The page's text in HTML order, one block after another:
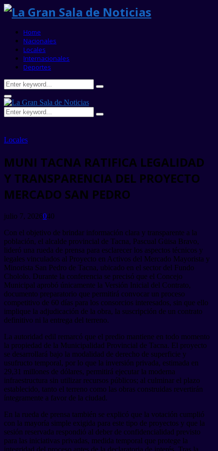
Home
Nacionales
Locales
Internacionales
Deportes
Search
for:
Search
Primary
Menu
Search
for:
Search
Locales
MUNI TACNA RATIFICA LEGALIDAD
Y TRANSPARENCIA DEL PROYECTO
MERCADO SAN PEDRO
julio 7, 2026040
Con el objetivo de brindar información clara y transparente a la
población, el alcalde provincial de Tacna, Pascual Güisa Bravo,
lideró una rueda de prensa para esclarecer los aspectos técnicos y
legales vinculados al Proyecto en Activos del Mercado Mayorista y
Minorista San Pedro de Tacna, ubicado en el sector del Fundo
Chololo. Durante la conferencia se precisó que el Concejo
Municipal aprobó únicamente la Versión Inicial del Contrato,
documento preparatorio que permitirá convocar un proceso
competitivo de 60 días para los consorcios interesados, sin que ello
implique la adjudicación de la obra, la suscripción de un contrato
definitivo ni la entrega del terreno.
La autoridad edil remarcó que el predio mantiene en todo momento
la propiedad de la Municipalidad Provincial de Tacna. El proyecto
se desarrollará bajo la modalidad de derecho de superficie y
usufructo temporal, por lo que la inversión privada, estimada en
29,31 millones de dólares, permitirá ejecutar la moderna
infraestructura sin utilizar recursos públicos; al culminar el plazo
establecido, tanto el terreno como las obras construidas revertirán
íntegramente a favor de la ciudad.
En la rueda de prensa también se explicó que la votación cumplió
con la mayoría simple exigida para este tipo de proyectos y que la
sesión reservada respondió al deber de confidencialidad previsto
para las iniciativas privadas, medida temporal que protege la
integridad del proceso antes de la declaratoria de interés. Tras la